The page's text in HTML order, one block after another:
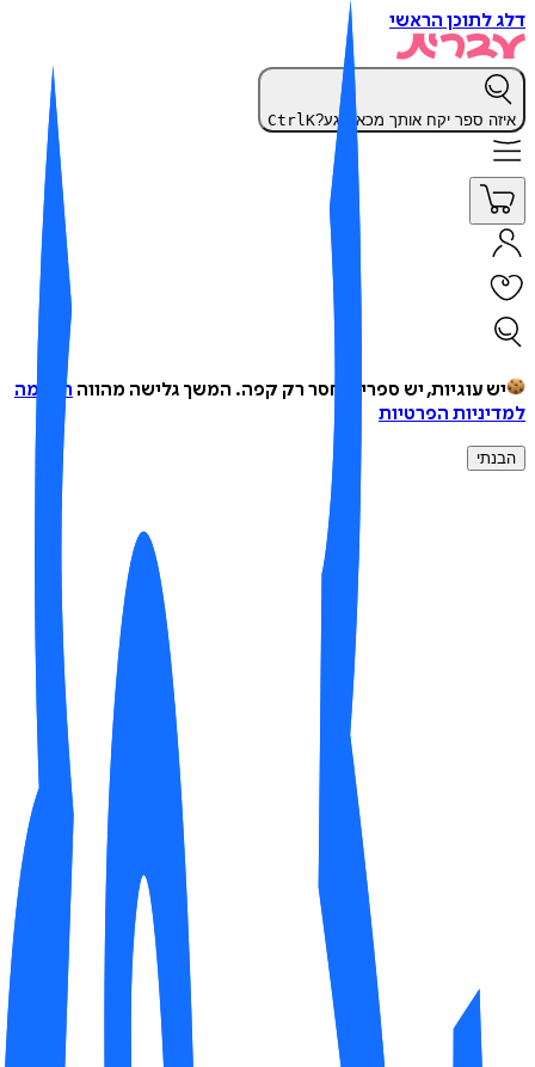
לתוכן הראשי
ספר יקח אותך מכאן רגע? CtrlK
יש עוגיות, יש ספרים, חסר רק קפה.המשך גלישה מהווההסכמה
הפרטיות